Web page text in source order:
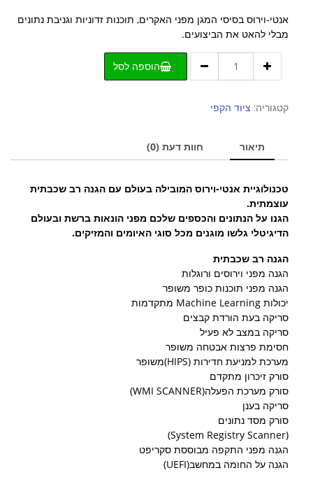
אנטי-וירוס בסיסי המגן מפני האקרים, תוכנות זדוניות וגניבת נתונים
מבלי להאט את הביצועים.
וירוס
הוספה לסל
קטגוריה: ציוד הקפי
תיאור חוות דעת (0)
טכנולוגיית אנטי-וירוס המובילה בעולם עם הגנה רב שכבתית
עוצמתית.
הגנו על הנתונים והכספים שלכם מפני הונאות ברשת ובעולם
הדיגיטלי גלשו מוגנים מכל סוגי האיומים והמזיקים.
הגנה רב שכבתית
הגנה מפני וירוסים ורוגלות
הגנה מפני תוכנות כופר משופר
יכולות Machine Learning מתקדמות
סריקה בעת הורדת קבצים
סריקה במצב לא פעיל
חסימת פרצות אבטחה משופר
מערכת למניעת חדירות (HIPS)משופר
סורק זיכרון מתקדם
סורק מערכת הפעלה(WMI SCANNER)
סריקה בענן
סורק מסד נתונים
(System Registry Scanner)
הגנה מפני התקפה מבוססת סקריפט
הגנה על החומה במחשב(UEFI)